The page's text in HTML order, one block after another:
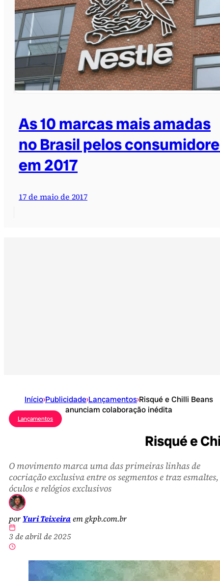
As 10 marcas mais amadas
no Brasil pelos
em 2017
17 de maio de 2017
Início›Publicidade›Lançamentos›Risqué e Chilli Beans
anunciam colaboração inédita
Lançamentos
Risqué e
O movimento marca uma das primeiras linhas de
cocriação exclusiva entre os segmentos e traz esmaltes,
óculos e relógios exclusivos
por Yuri Teixeiraem gkpb.com.br
3 de abril de 2025